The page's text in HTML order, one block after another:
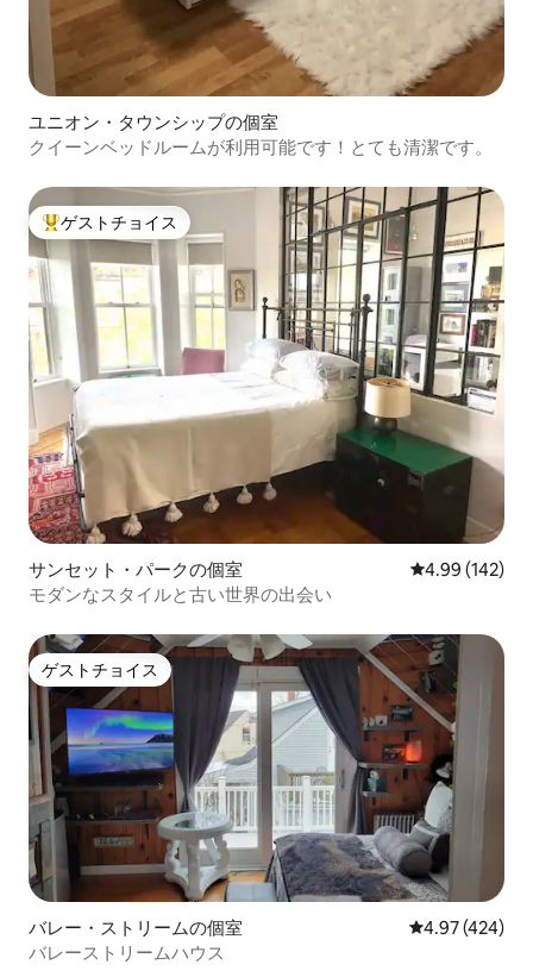
ユニオン・タウンシップの個室
クイーンベッドルームが利用可能です！とても清潔です。
大好評のゲストチョイスです。
ゲストチョイス
サンセット・パークの個室 レビュー142
4.99 (142)
モダンなスタイルと古い世界の出会い
ゲストチョイス
ゲストチョイス
バレー・ストリームの個室 レビュー424
4.97 (424)
バレーストリームハウス